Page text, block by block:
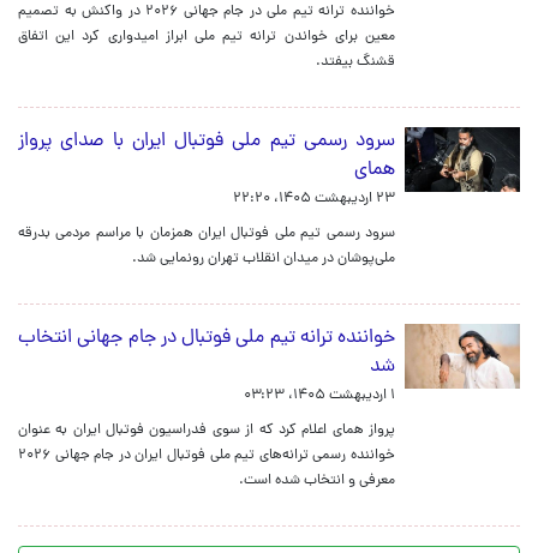
خواننده ترانه تیم ملی در جام جهانی ۲۰۲۶ در واکنش به تصمیم
معین برای خواندن ترانه تیم ملی ابراز امیدواری کرد این اتفاق
قشنگ بیفتد.
سرود رسمی تیم ملی فوتبال ایران با صدای پرواز
همای
۲۳ اردیبهشت ۱۴۰۵، ۲۲:۲۰
سرود رسمی تیم ملی فوتبال ایران همزمان با مراسم مردمی بدرقه
ملی‌پوشان در میدان انقلاب تهران رونمایی شد.
خواننده ترانه تیم ملی فوتبال در جام جهانی انتخاب
شد
۱ اردیبهشت ۱۴۰۵، ۰۳:۲۳
پرواز همای اعلام کرد که از سوی فدراسیون فوتبال ایران به عنوان
خواننده رسمی ترانه‌های تیم ملی فوتبال ایران در جام جهانی ۲۰۲۶
معرفی و انتخاب شده است.